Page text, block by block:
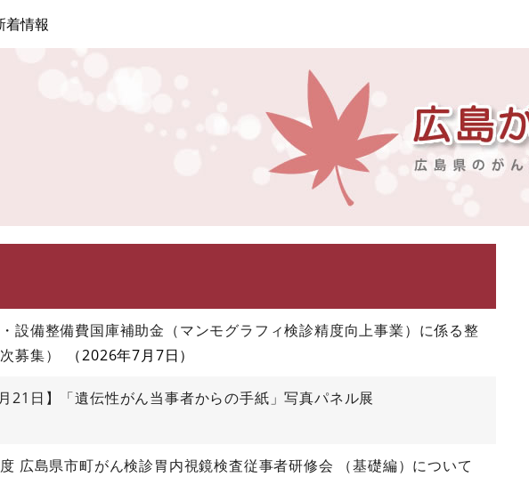
着情報
設備整備費国庫補助金（マンモグラフィ検診精度向上事業）に係る整
募集）
2026年7月7日
21日】「遺伝性がん当事者からの手紙」写真パネル展
広島県市町がん検診胃内視鏡検査従事者研修会 （基礎編）について